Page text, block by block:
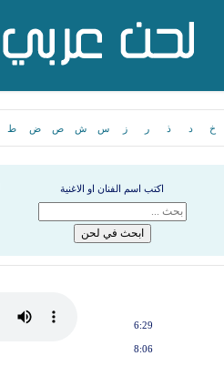
خ د ذ ر ز س ش ص ض ط
اكتب اسم الفنان او الاغنية
6:29
8:06